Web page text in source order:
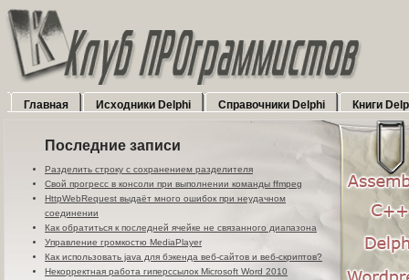
Главная Исходники Delphi Справочники Delphi Книги
Последние записи
Разделить строку с сохранением разделителя
Свой прогресс в консоли при выполнении команды ffmpeg
HttpWebRequest выдаёт много ошибок при неудачном
соединении
Как обратиться к последней ячейке не связанного диапазона
Управление громкостю MediaPlayer
Как использовать java для бэкенда веб-сайтов и веб-скриптов?
Некорректная работа гиперссылок Microsoft Word 2010